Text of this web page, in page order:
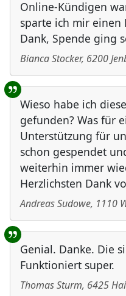
Online-Kündigen
sparte ich mir einen
Dank, Spende ging
Bianca Stocker, 6200
Wieso habe ich
gefunden? Was für
Unterstützung für
schon gespendet
weiterhin immer
Herzlichsten Dank
Andreas Sudowe, 1110
Genial. Danke. Die
Funktioniert super.
Thomas Sturm, 6425